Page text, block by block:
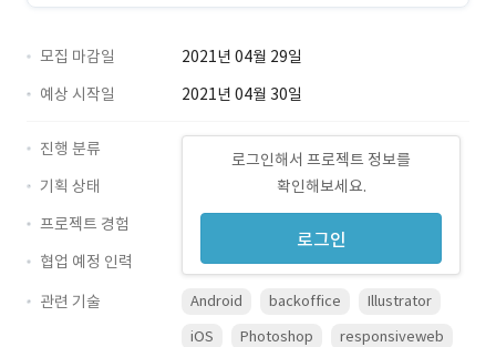
모집 마감일
2021년 04월 29일
예상 시작일
2021년 04월 30일
로그인해서 프로젝트 정보를
확인해보세요.
로그인
진행 분류
기획 상태
프로젝트 경험
협업 예정 인력
관련 기술
Android backoffice
Illustrator
iOS
Photoshop
responsiveweb